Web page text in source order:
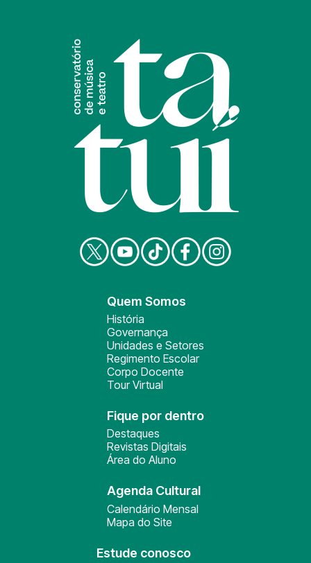
Quem Somos
História
Governança
Unidades e Setores
Regimento Escolar
Corpo Docente
Tour Virtual
Fique por dentro
Destaques
Revistas Digitais
Área do Aluno
Agenda Cultural
Calendário Mensal
Mapa do Site
Estude conosco